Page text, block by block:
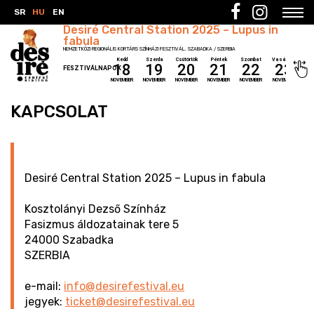
EN
SR HU
Desiré Central Station 2025 – Lupus in
fabula
NEMZETKÖZI REGIONÁLIS KORTÁRS SZÍNHÁZI FESZTIVÁL, SZABADKA / SZERBIA
FESZTIVÁLNAPOK
Kedd
18
NOVEMBER
Szerda
19
NOVEMBER
Csütörtök
20
NOVEMBER
Péntek
21
NOVEMBER
Szombat
22
NOVEMBER
Vasárnap
23
NOVEMBER
KAPCSOLAT
Desiré Central Station 2025 – Lupus in fabula
Kosztolányi Dezső Színház
Fasizmus áldozatainak tere 5
24000 Szabadka
SZERBIA
e-mail: info@desirefestival.eu
jegyek: ticket@desirefestival.eu